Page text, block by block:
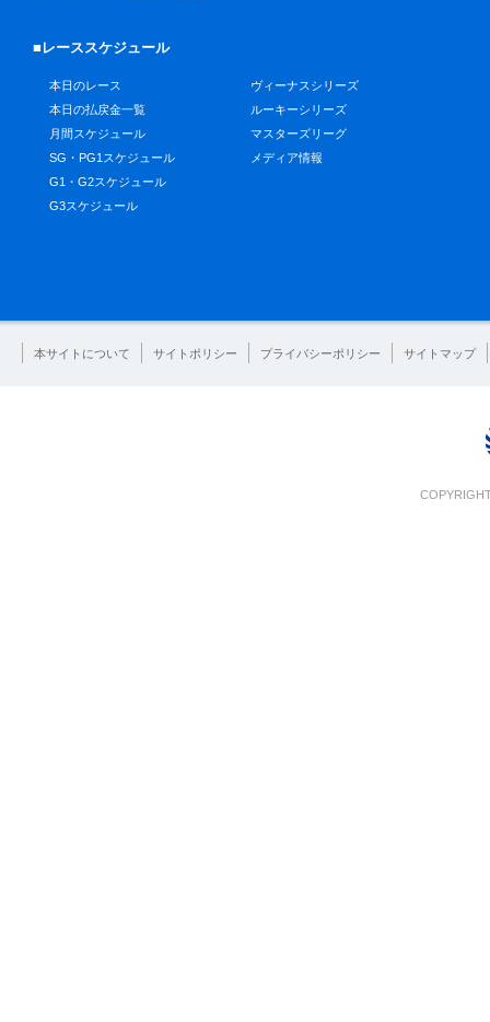
■レーススケジュール
本日のレース
本日の払戻金一覧
月間スケジュール
SG・PG1スケジュール
G1・G2スケジュール
G3スケジュール
ヴィーナスシリーズ
ルーキーシリーズ
マスターズリーグ
メディア情報
本サイトについて サイトポリシー プライバシーポリシー サイトマップ